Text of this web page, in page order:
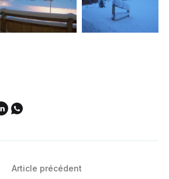
Article précédent